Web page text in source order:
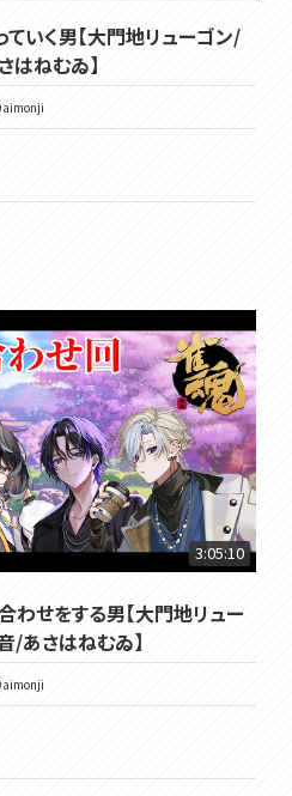
ていく男【大門地リューゴン/
ねむゐ】
3:05:10
わせをする男【大門地リュー
あさはねむゐ】